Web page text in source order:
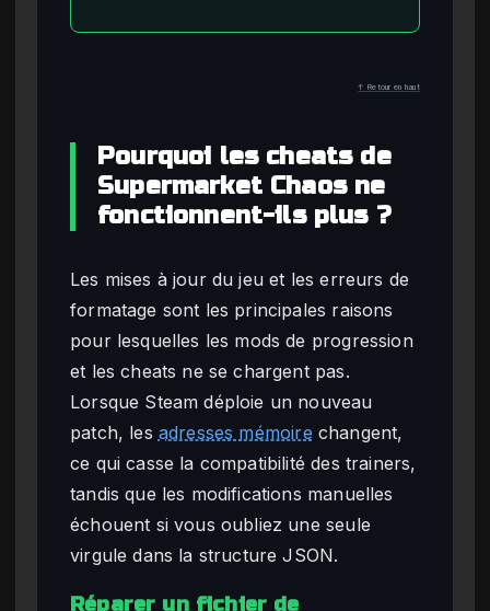
↑ Retour en haut
Pourquoi les cheats de
Supermarket Chaos ne
fonctionnent-ils plus ?
Les mises à jour du jeu et les erreurs de
formatage sont les principales raisons
pour lesquelles les mods de progression
et les cheats ne se chargent pas.
Lorsque Steam déploie un nouveau
patch, les adresses mémoire changent,
ce qui casse la compatibilité des trainers,
tandis que les modifications manuelles
échouent si vous oubliez une seule
virgule dans la structure JSON.
Réparer un fichier de